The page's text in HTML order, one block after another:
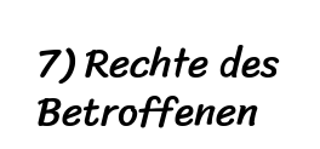
7) Rechte des
Betroffenen